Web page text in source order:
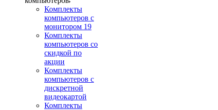
Комплекты
компьютеров с
монитором 19
Комплекты
компьютеров со
скидкой по
акции
Комплекты
компьютеров с
дискретной
видеокартой
Комплекты